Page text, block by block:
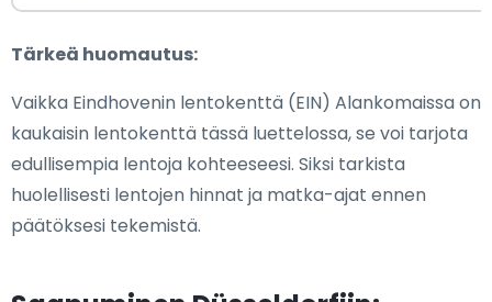
Tärkeä huomautus:
Vaikka Eindhovenin lentokenttä (EIN) Alankomaissa on
kaukaisin lentokenttä tässä luettelossa, se voi tarjota
edullisempia lentoja kohteeseesi. Siksi tarkista
huolellisesti lentojen hinnat ja matka-ajat ennen
päätöksesi tekemistä.